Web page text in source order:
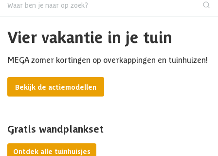
Waar ben je naar op zoek?
Vier vakantie in je tuin
MEGA zomer kortingen op overkappingen en tuinhuizen!
Bekijk de actiemodellen
Gratis wandplankset
Ontdek alle tuinhuisjes